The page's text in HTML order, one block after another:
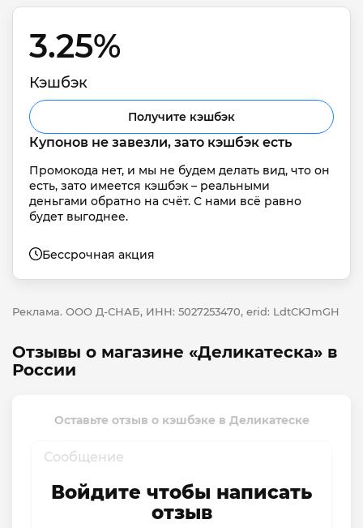
3.25%
Кэшбэк
Получите кэшбэк
Купонов не завезли, зато кэшбэк есть
Промокода нет, и мы не будем делать вид, что он
есть, зато имеется кэшбэк – реальными
деньгами обратно на счёт. С нами всё равно
будет выгоднее.
Бессрочная акция
Реклама. ООО Д-СНАБ, ИНН: 5027253470, erid: LdtCKJmGH
Отзывы о магазине «Деликатеска» в
России
Оставьте отзыв о кэшбэке в Деликатеске
Войдите чтобы написать
отзыв